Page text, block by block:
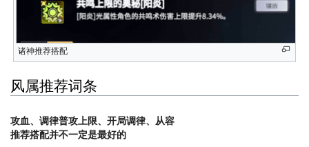
诸神推荐搭配
风属推荐词条
攻血、调律普攻上限、开局调律、从容
推荐搭配并不一定是最好的